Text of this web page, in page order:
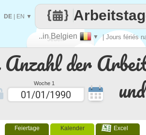
Anzahl der
Woche 1 und
Feiertage Kalender Excel
Jeden
Tag
..in Belgien ▼ | Jours fériés
DE EN ▼